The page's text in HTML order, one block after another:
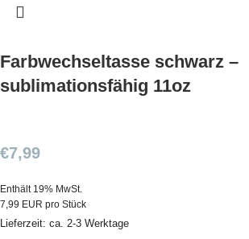
Farbwechseltasse schwarz –
sublimationsfähig 11oz
€7,99
Enthält 19% MwSt.
7,99 EUR pro Stück
Lieferzeit: ca. 2-3 Werktage